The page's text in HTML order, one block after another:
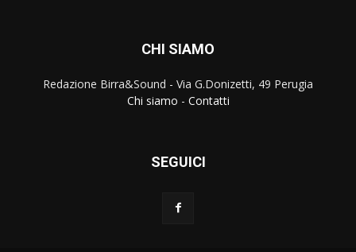
CHI SIAMO
Redazione Birra&Sound - Via G.Donizetti, 49 Perugia
Chi siamo - Contatti
SEGUICI